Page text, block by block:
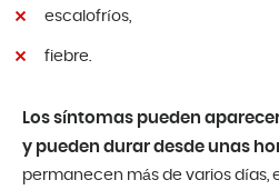
escalofríos,
fiebre.
Los síntomas pueden
y pueden durar desde unas
permanecen más de varios días,